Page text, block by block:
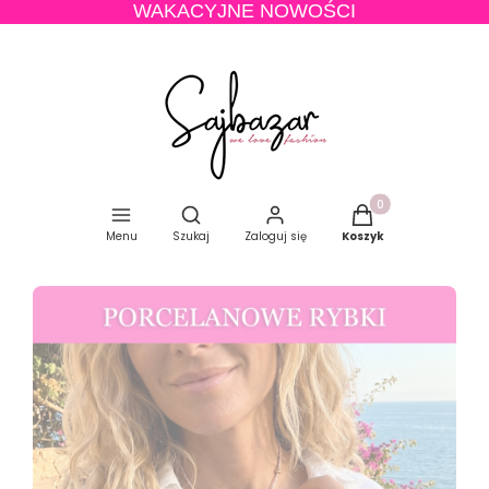
WAKACYJNE NOWOŚCI
Menu
Otwórz wyszukiwarkę
Szukaj Zaloguj się
Produkty w
Koszyk